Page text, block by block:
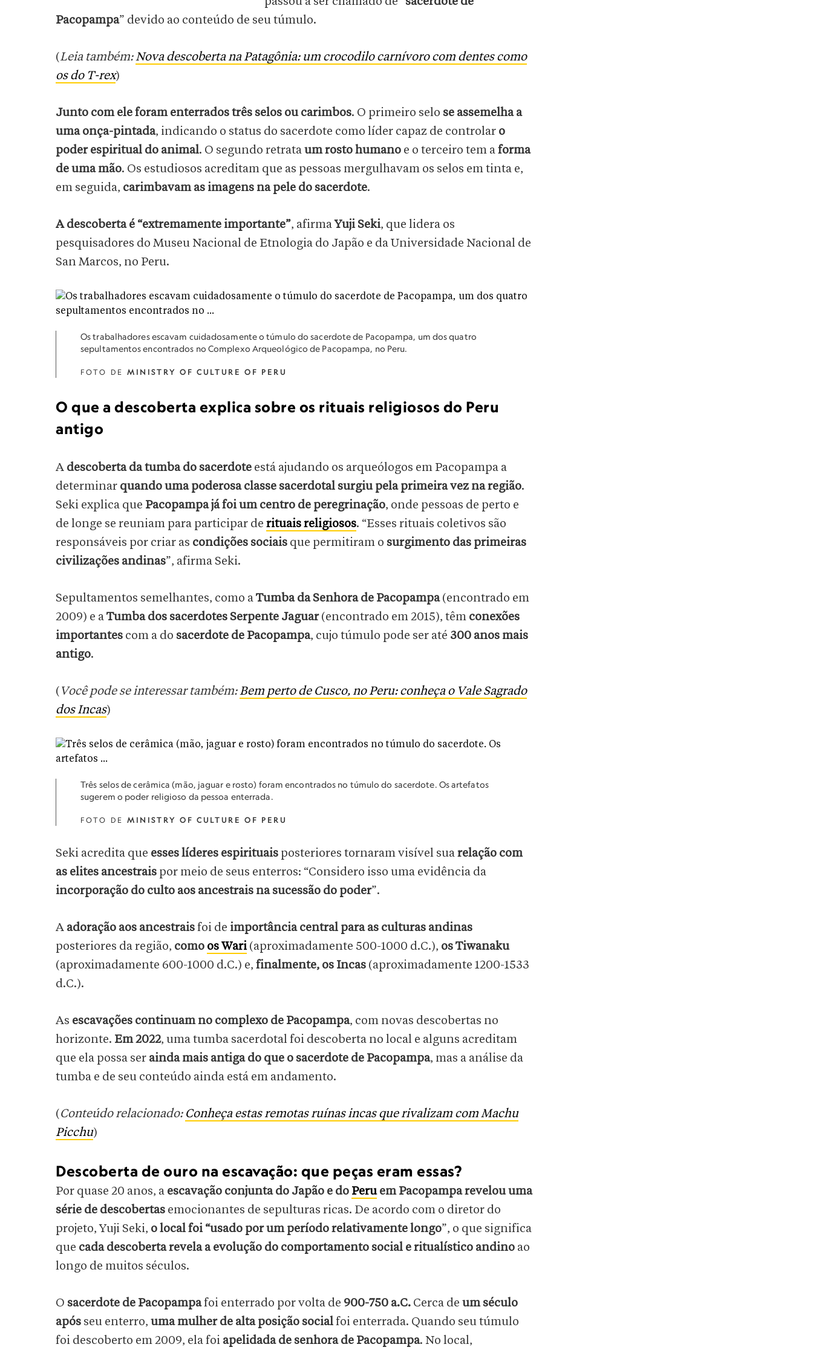
Pacopampa” devido ao conteúdo de seu túmulo.
(Leia também:Nova descoberta na Patagônia: um crocodilo carnívoro com dentes como
os do T-rex)
Junto com ele foram enterrados três selos ou carimbos. O primeiro selo se assemelha a
uma onça-pintada, indicando o status do sacerdote como líder capaz de controlar o
poder espiritual do animal. O segundo retrataum rosto humano e o terceiro tem aforma
de uma mão. Os estudiosos acreditam que as pessoas mergulhavam os selos em tinta e,
em seguida, carimbavam as imagens na pele do sacerdote.
A descoberta é “extremamente importante”, afirmaYuji Seki, que lidera os
pesquisadores do Museu Nacional de Etnologia do Japão e da Universidade Nacional de
San Marcos, no Peru.
Os trabalhadores escavam cuidadosamente o túmulo do sacerdote de Pacopampa, um dos quatro
sepultamentos encontrados no Complexo Arqueológico de Pacopampa, no Peru.
FOTO DE MINISTRY OF CULTURE OF PERU
O que a descoberta explica sobre os rituais religiosos do Peru
antigo
A descoberta da tumba do sacerdote está ajudando os arqueólogos em Pacopampa a
determinar quando uma poderosa classe sacerdotal surgiu pela primeira vez na região.
Seki explica que Pacopampa já foi um centro de peregrinação, onde pessoas de perto e
de longe se reuniam para participar de rituais religiosos. “Esses rituais coletivos são
responsáveis por criar as condições sociais que permitiram o surgimento das primeiras
civilizações andinas”, afirma Seki.
Sepultamentos semelhantes, como aTumba da Senhora de Pacopampa(encontrado em
2009) e aTumba dos sacerdotes Serpente Jaguar(encontrado em 2015), têm conexões
importantes com a do sacerdote de Pacopampa, cujo túmulo pode ser até 300 anos mais
antigo.
( Você pode se interessar também:Bem perto de Cusco, no Peru: conheça o Vale Sagrado
dos Incas)
Três selos de cerâmica (mão, jaguar e rosto) foram encontrados no túmulo do sacerdote. Os artefatos
sugerem o poder religioso da pessoa enterrada.
FOTO DE MINISTRY OF CULTURE OF PERU
Seki acredita que esses líderes espirituais posteriores tornaram visível suarelação com
as elites ancestrais por meio de seus enterros: “Considero isso uma evidência da
incorporação do culto aos ancestrais na sucessão do poder”.
A adoração aos ancestraisfoi de importância central para as culturas andinas
posteriores da região, como os Wari (aproximadamente 500-1000 d.C.), os Tiwanaku
(aproximadamente 600-1000 d.C.) e, finalmente, os Incas (aproximadamente 1200-1533
d.C.).
As escavações continuam no complexo de Pacopampa, com novas descobertas no
horizonte. Em 2022, uma tumba sacerdotal foi descoberta no local e alguns acreditam
que ela possa ser ainda mais antiga do que o sacerdote de Pacopampa, mas a análise da
tumba e de seu conteúdo ainda está em andamento.
(Conteúdo relacionado: Conheça estas remotas ruínas incas que rivalizam com Machu
Picchu)
Descoberta de ouro na escavação: que peças eram essas?
Por quase 20 anos, a escavação conjunta do Japão e do Peruem Pacopampa revelou uma
série de descobertas emocionantes de sepulturas ricas. De acordo com o diretor do
projeto, Yuji Seki, o local foi “usado por um período relativamente longo”, o que significa
que cada descoberta revela a evolução do comportamento social e ritualístico andino ao
longo de muitos séculos.
O sacerdote de Pacopampafoi enterrado por volta de 900-750 a.C. Cerca de um século
após seu enterro, uma mulher de alta posição socialfoi enterrada. Quando seu túmulo
foi descoberto em 2009, ela foi apelidada de senhora de Pacopampa. No local,